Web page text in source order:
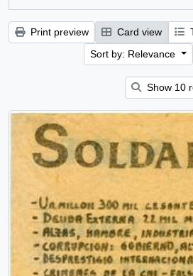
Print preview Card view
Sort by: Relevance
Show 10